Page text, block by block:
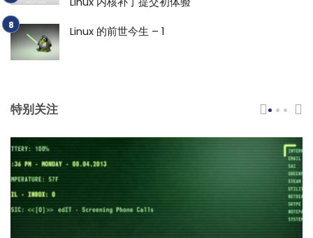
Linux 的前世今生 – 1
特别关注